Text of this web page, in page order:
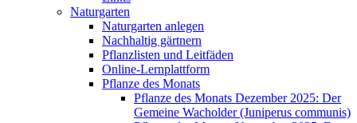
Naturgarten
Naturgarten anlegen
Nachhaltig gärtnern
Pflanzlisten und Leitfäden
Online-Lernplattform
Pflanze des Monats
Pflanze des Monats Dezember 2025: Der
Gemeine Wacholder (Juniperus communis)